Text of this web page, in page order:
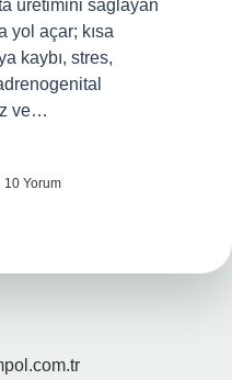
üretimini sağlayan
yol açar; kısa
kaybı, stres,
ve…
10 Yorum